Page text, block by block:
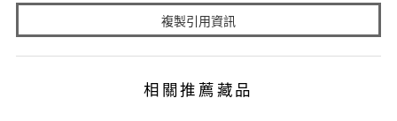
複製引用資訊
相關推薦藏品